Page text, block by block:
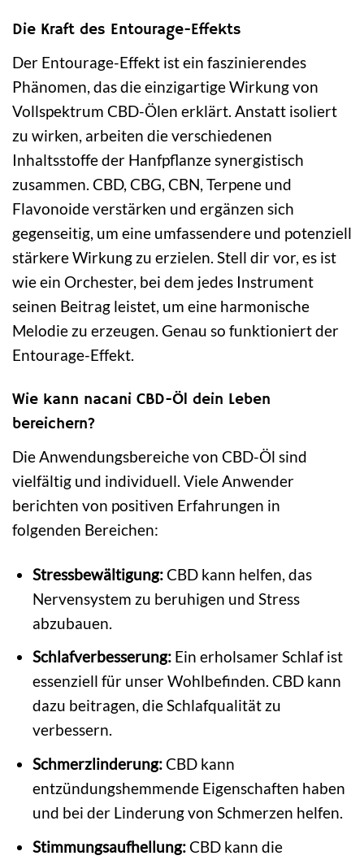
Die Kraft des Entourage-Effekts
Der Entourage-Effekt ist ein faszinierendes
Phänomen, das die einzigartige Wirkung von
Vollspektrum CBD-Ölen erklärt. Anstatt isoliert
zu wirken, arbeiten die verschiedenen
Inhaltsstoffe der Hanfpflanze synergistisch
zusammen. CBD, CBG, CBN, Terpene und
Flavonoide verstärken und ergänzen sich
gegenseitig, um eine umfassendere und potenziell
stärkere Wirkung zu erzielen. Stell dir vor, es ist
wie ein Orchester, bei dem jedes Instrument
seinen Beitrag leistet, um eine harmonische
Melodie zu erzeugen. Genau so funktioniert der
Entourage-Effekt.
Wie kann nacani CBD-Öl dein Leben
bereichern?
Die Anwendungsbereiche von CBD-Öl sind
vielfältig und individuell. Viele Anwender
berichten von positiven Erfahrungen in
folgenden Bereichen:
Stressbewältigung:CBD kann helfen, das
Nervensystem zu beruhigen und Stress
abzubauen.
Schlafverbesserung: Ein erholsamer Schlaf ist
essenziell für unser Wohlbefinden. CBD kann
dazu beitragen, die Schlafqualität zu
verbessern.
Schmerzlinderung:CBD kann
entzündungshemmende Eigenschaften haben
und bei der Linderung von Schmerzen helfen.
Stimmungsaufhellung:CBD kann die